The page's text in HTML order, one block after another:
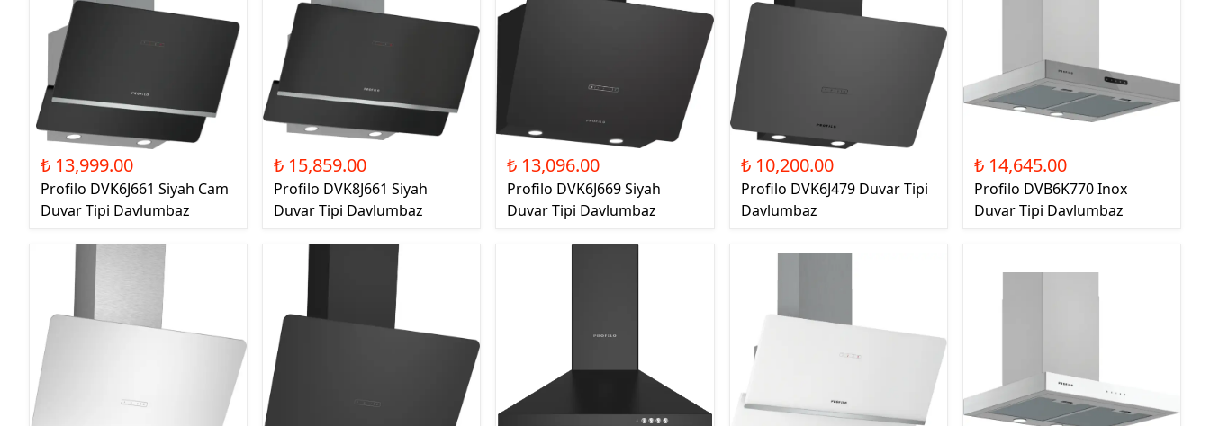
₺ 13,999.00
Profilo DVK6J661 Siyah Cam
Duvar Tipi Davlumbaz
₺ 15,859.00
Profilo DVK8J661 Siyah
Duvar Tipi Davlumbaz
₺ 13,096.00
Profilo DVK6J669 Siyah
Duvar Tipi Davlumbaz
₺ 10,200.00
Profilo DVK6J479 Duvar Tipi
Davlumbaz
₺ 14,645.00
Profilo DVB6K770 Inox
Duvar Tipi Davlumbaz